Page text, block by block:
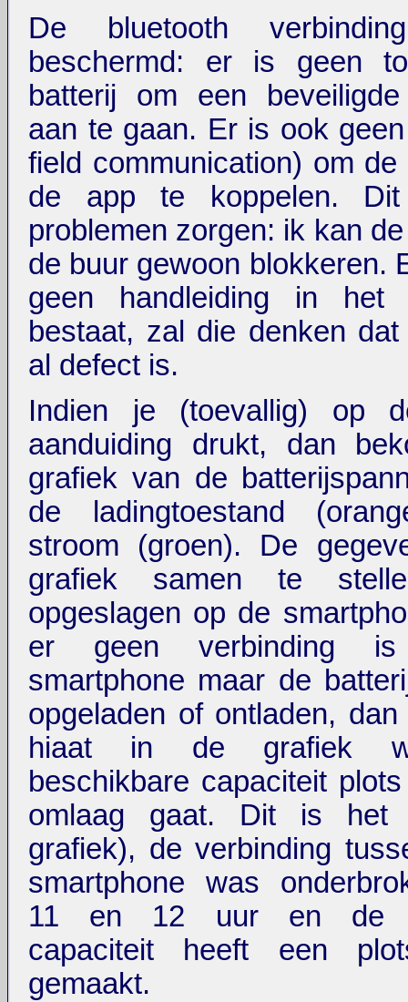
De bluetooth
beschermd: er is geen
batterij om een
aan te gaan. Er is ook
field communication) om de
de app te koppelen.
problemen zorgen: ik kan
de buur gewoon blokkeren.
geen handleiding in het
bestaat, zal die denken
al defect is.
Indien je (toevallig) op
aanduiding drukt, dan
grafiek van de
de ladingtoestand
stroom (groen). De
grafiek samen te
opgeslagen op de
er geen verbinding
smartphone maar de
opgeladen of ontladen,
hiaat in de grafiek
beschikbare capaciteit
omlaag gaat. Dit is het
grafiek), de verbinding
smartphone was
11 en 12 uur en de
capaciteit heeft een
gemaakt.